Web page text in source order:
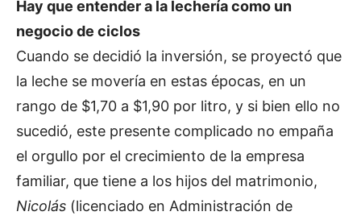
Hay que entender a la lechería como un
negocio de ciclos
Cuando se decidió la inversión, se proyectó que
la leche se movería en estas épocas, en un
rango de $1,70 a $1,90 por litro, y si bien ello no
sucedió, este presente complicado no empaña
el orgullo por el crecimiento de la empresa
familiar, que tiene a los hijos del matrimonio,
Nicolás (licenciado en Administración de